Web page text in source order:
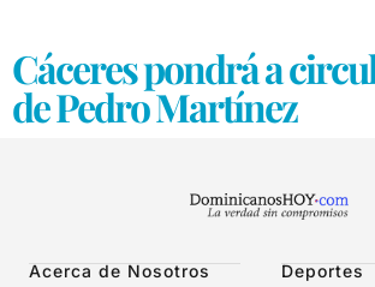
Cáceres pondrá a
de Pedro Martínez
Acerca de Nosotros
Deportes